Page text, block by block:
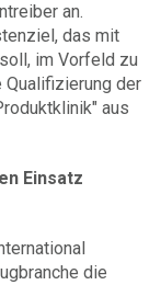
an.
das mit
im Vorfeld zu
der
aus
Einsatz
die